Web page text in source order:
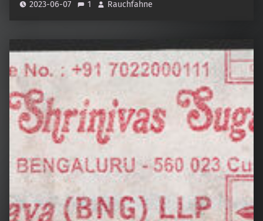
2023-06-07 1 Rauchfahne